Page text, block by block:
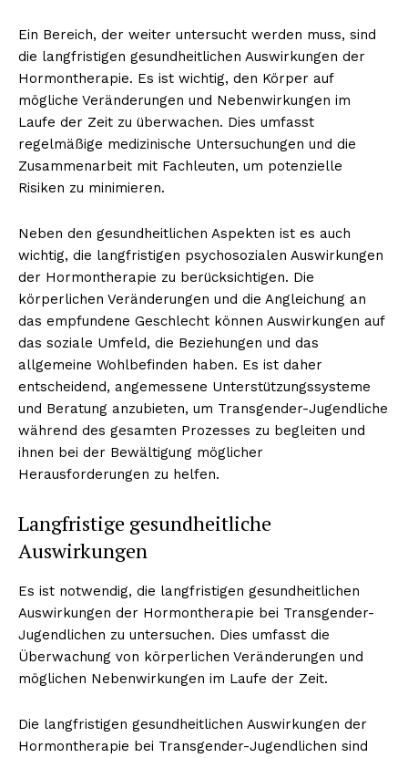
Ein Bereich, der weiter untersucht werden muss, sind
die langfristigen gesundheitlichen Auswirkungen der
Hormontherapie. Es ist wichtig, den Körper auf
mögliche Veränderungen und Nebenwirkungen im
Laufe der Zeit zu überwachen. Dies umfasst
regelmäßige medizinische Untersuchungen und die
Zusammenarbeit mit Fachleuten, um potenzielle
Risiken zu minimieren.
Neben den gesundheitlichen Aspekten ist es auch
wichtig, die langfristigen psychosozialen Auswirkungen
der Hormontherapie zu berücksichtigen. Die
körperlichen Veränderungen und die Angleichung an
das empfundene Geschlecht können Auswirkungen auf
das soziale Umfeld, die Beziehungen und das
allgemeine Wohlbefinden haben. Es ist daher
entscheidend, angemessene Unterstützungssysteme
und Beratung anzubieten, um Transgender-Jugendliche
während des gesamten Prozesses zu begleiten und
ihnen bei der Bewältigung möglicher
Herausforderungen zu helfen.
Langfristige gesundheitliche
Auswirkungen
Es ist notwendig, die langfristigen gesundheitlichen
Auswirkungen der Hormontherapie bei Transgender-
Jugendlichen zu untersuchen. Dies umfasst die
Überwachung von körperlichen Veränderungen und
möglichen Nebenwirkungen im Laufe der Zeit.
Die langfristigen gesundheitlichen Auswirkungen der
Hormontherapie bei Transgender-Jugendlichen sind